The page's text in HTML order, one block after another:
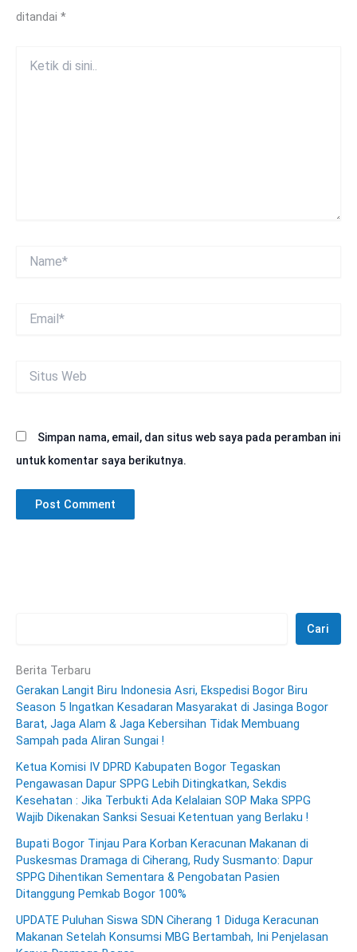
ditandai *
Web
Simpan nama, email, dan situs web saya pada peramban ini
untuk komentar saya berikutnya.
Cari
Berita Terbaru
Gerakan Langit Biru Indonesia Asri, Ekspedisi Bogor Biru
Season 5 Ingatkan Kesadaran Masyarakat di Jasinga Bogor
Barat, Jaga Alam & Jaga Kebersihan Tidak Membuang
Sampah pada Aliran Sungai !
Ketua Komisi IV DPRD Kabupaten Bogor Tegaskan
Pengawasan Dapur SPPG Lebih Ditingkatkan, Sekdis
Kesehatan : Jika Terbukti Ada Kelalaian SOP Maka SPPG
Wajib Dikenakan Sanksi Sesuai Ketentuan yang Berlaku !
Bupati Bogor Tinjau Para Korban Keracunan Makanan di
Puskesmas Dramaga di Ciherang, Rudy Susmanto: Dapur
SPPG Dihentikan Sementara & Pengobatan Pasien
Ditanggung Pemkab Bogor 100%
UPDATE Puluhan Siswa SDN Ciherang 1 Diduga Keracunan
Makanan Setelah Konsumsi MBG Bertambah, Ini Penjelasan